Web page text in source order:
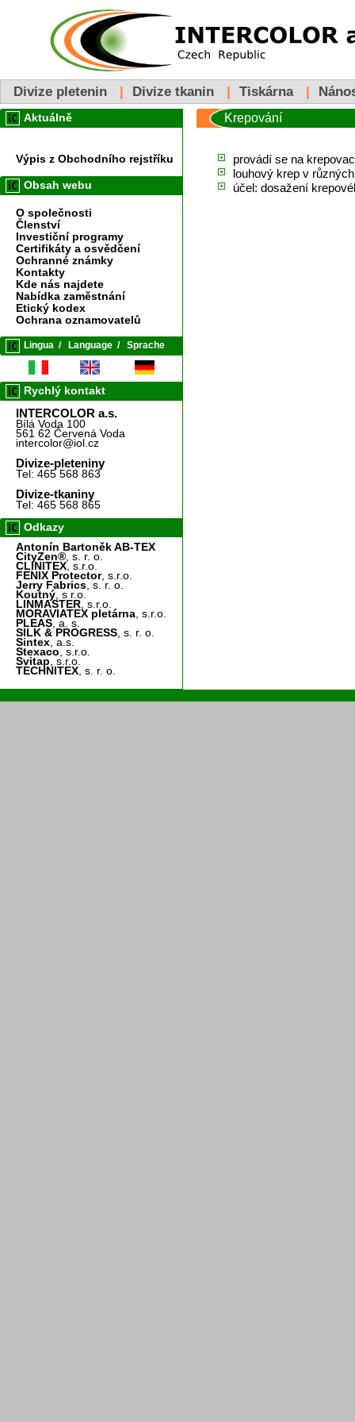
Divize pletenin | Divize tkanin | Tiskárna |
Krepování
provádí se na
louhový krep v
účel: dosažení
Aktuálně
Výpis z Obchodního rejstříku
Obsah webu
O společnosti
Členství
Investiční programy
Certifikáty a osvědčení
Ochranné známky
Kontakty
Kde nás najdete
Nabídka zaměstnání
Etický kodex
Ochrana oznamovatelů
Lingua / Language / Sprache
Rychlý kontakt
INTERCOLOR a.s.
Bílá Voda 100
561 62 Červená Voda
intercolor@iol.cz
Divize-pleteniny
Tel: 465 568 863
Divize-tkaniny
Tel: 465 568 865
Odkazy
Antonín Bartoněk AB-TEX
CityZen®, s. r. o.
CLINITEX, s.r.o.
FENIX Protector, s.r.o.
Jerry Fabrics, s. r. o.
Koutný, s r.o.
LINMASTER, s.r.o.
MORAVIATEX pletárna, s.r.o.
PLEAS, a. s.
SILK & PROGRESS, s. r. o.
Sintex, a.s.
Stexaco, s.r.o.
Svitap, s.r.o.
TECHNITEX, s. r. o.